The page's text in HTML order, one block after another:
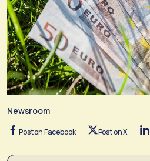
Newsroom
Post on Facebook Post on X